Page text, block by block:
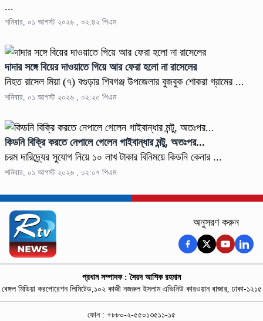
...
শনিবার, ০১ আগস্ট ২০২৬ , ০২:৪২ পিএম
দাদার সঙ্গে বিয়ের দাওয়াতে গিয়ে আর ফেরা হলো না রাসেলের
নিহত রাসেল মিয়া (৭) বগুড়ার শিবগঞ্জ উপজেলার বুজবুক শোকরা গ্রামের ...
শনিবার, ০১ আগস্ট ২০২৬ , ০২:২০ পিএম
কিডনি বিক্রি করতে নেপালে গেলেন গাইবান্ধার মন্টু, অতঃপর...
চরম দারিদ্র্যের সুযোগ নিয়ে ১০ লাখ টাকার বিনিময়ে কিডনি কেনার ...
শনিবার, ০১ আগস্ট ২০২৬ , ০২:০৭ পিএম
অনুসরণ করুন
প্রধান সম্পাদক : সৈয়দ আশিক রহমান
বেঙ্গল মিডিয়া করপোরেশন লিমিটেড,১০২ কাজী নজরুল ইসলাম এভিনিউ কারওয়ান বাজার, ঢাকা-১২১৫
ফোন : +৮৮০-২-৫৫০১৩৫১১-১৫